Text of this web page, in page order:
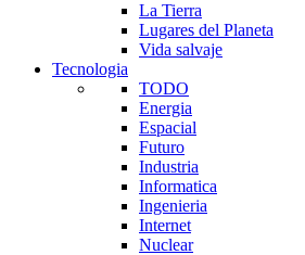
La Tierra
Lugares del Planeta
Vida salvaje
Tecnologia
TODO
Energia
Espacial
Futuro
Industria
Informatica
Ingenieria
Internet
Nuclear